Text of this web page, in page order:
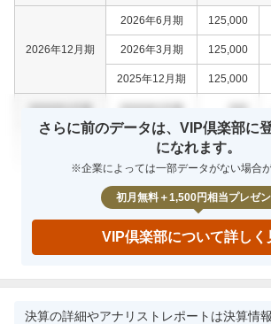
2026年12月期
2026年6月期 125,000
2026年3月期 125,000
2025年12月期 125,000
0000年0月期 0000年0月期 000
0000年0月期
0000年0月期 0000年0月期 000
さらに前のデータは、VIP倶楽部に
になれます。
※企業によっては一部データがない場合が
初月無料＋1,500円相当プレゼ
VIP倶楽部について詳しく
決算の詳細やアナリストレポートは決算情